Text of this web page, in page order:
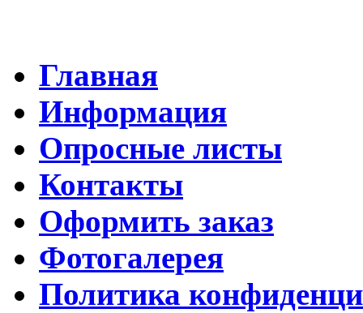
Главная
Информация
Опросные листы
Контакты
Оформить заказ
Фотогалерея
Политика